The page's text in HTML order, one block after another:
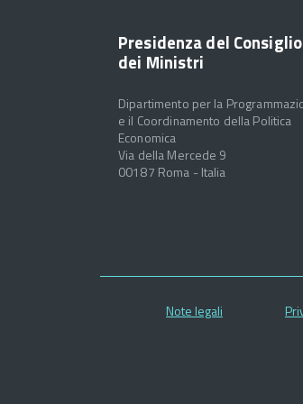
Presidenza del Consiglio
dei Ministri
Dipartimento per la
e il Coordinamento della Politica
Economica
Via della Mercede 9
00187 Roma - Italia
Note legali